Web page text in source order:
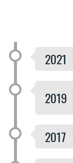
2021
2019
2017